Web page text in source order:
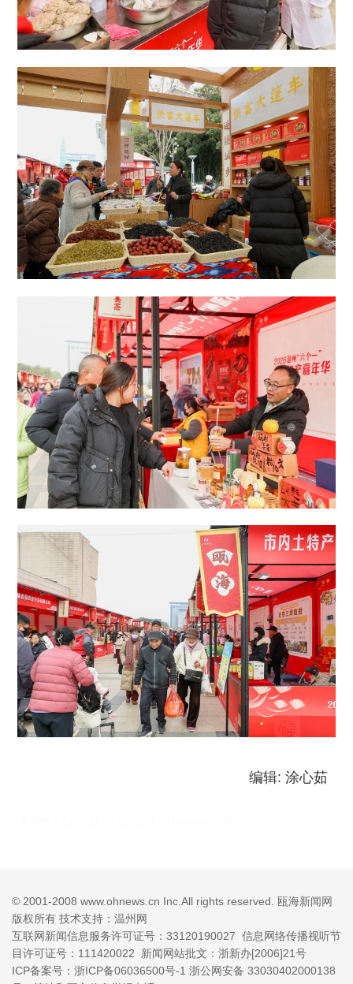
编辑: 涂心茹
© 2001-2008 www.ohnews.cn Inc.All rights reserved. 瓯海新闻网
版权所有 技术支持：温州网
互联网新闻信息服务许可证号：33120190027 信息网络传播视听节
目许可证号：111420022 新闻网站批文：浙新办[2006]21号
ICP备案号：浙ICP备06036500号-1 浙公网安备 33030402000138